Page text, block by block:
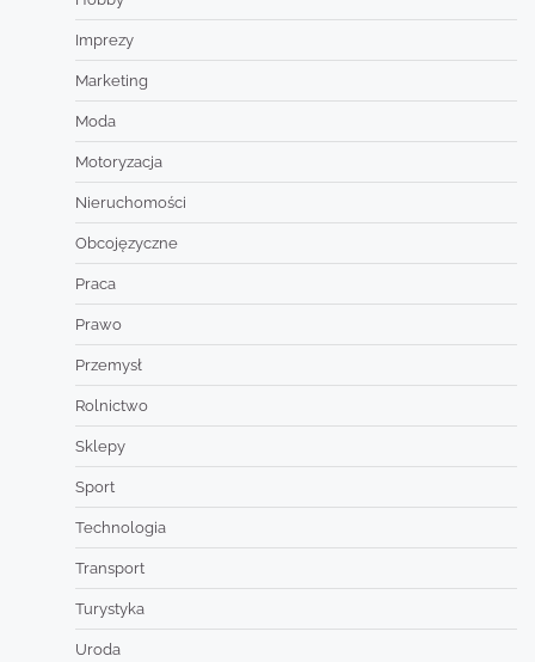
Imprezy
Marketing
Moda
Motoryzacja
Nieruchomości
Obcojęzyczne
Praca
Prawo
Przemysł
Rolnictwo
Sklepy
Sport
Technologia
Transport
Turystyka
Uroda